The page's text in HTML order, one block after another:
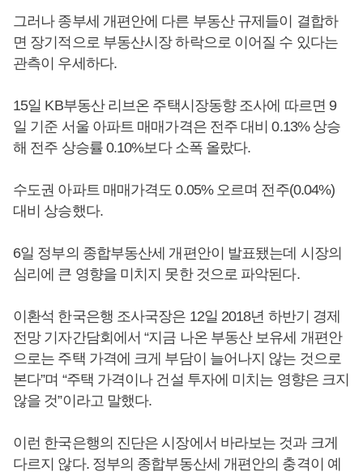
그러나 종부세 개편안에 다른 부동산 규제들이 결합하
면 장기적으로 부동산시장 하락으로 이어질 수 있다는
관측이 우세하다.
15일 KB부동산 리브온 주택시장동향 조사에 따르면 9
일 기준 서울 아파트 매매가격은 전주 대비 0.13% 상승
해 전주 상승률 0.10%보다 소폭 올랐다.
수도권 아파트 매매가격도 0.05% 오르며 전주(0.04%)
대비 상승했다.
6일 정부의 종합부동산세 개편안이 발표됐는데 시장의
심리에 큰 영향을 미치지 못한 것으로 파악된다.
이환석 한국은행 조사국장은 12일 2018년 하반기 경제
전망 기자간담회에서 “지금 나온 부동산 보유세 개편안
으로는 주택 가격에 크게 부담이 늘어나지 않는 것으로
본다”며 “주택 가격이나 건설 투자에 미치는 영향은 크지
않을 것”이라고 말했다.
이런 한국은행의 진단은 시장에서 바라보는 것과 크게
다르지 않다. 정부의 종합부동산세 개편안의 충격이 예